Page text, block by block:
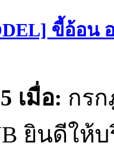
ขี้อ้อน
เมื่อ: กรก
นดีให้บ